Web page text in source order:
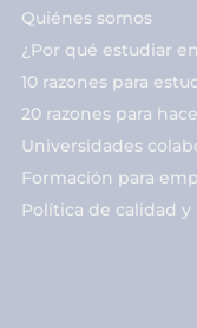
Quiénes somos
¿Por qué estudiar
10 razones para
20 razones para
Universidades
Formación para
Política de calidad